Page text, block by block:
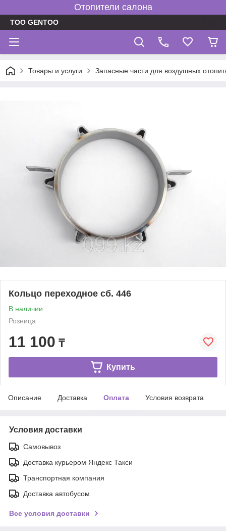
Отопители салона
TOO GENTOO
Товары и услуги Запасные части для воздушных
Кольцо переходное сб. 446
В наличии
Розница
11 100 ₸
Купить
Описание Доставка Оплата Условия возврата
Условия доставки
Самовывоз
Доставка курьером Яндекс Такси
Транспортная компания
Доставка автобусом
Все условия доставки